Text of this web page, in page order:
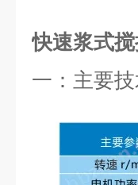
快速浆式
一： 主要